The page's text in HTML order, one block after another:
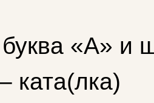
буква «А» и
ката(лка)